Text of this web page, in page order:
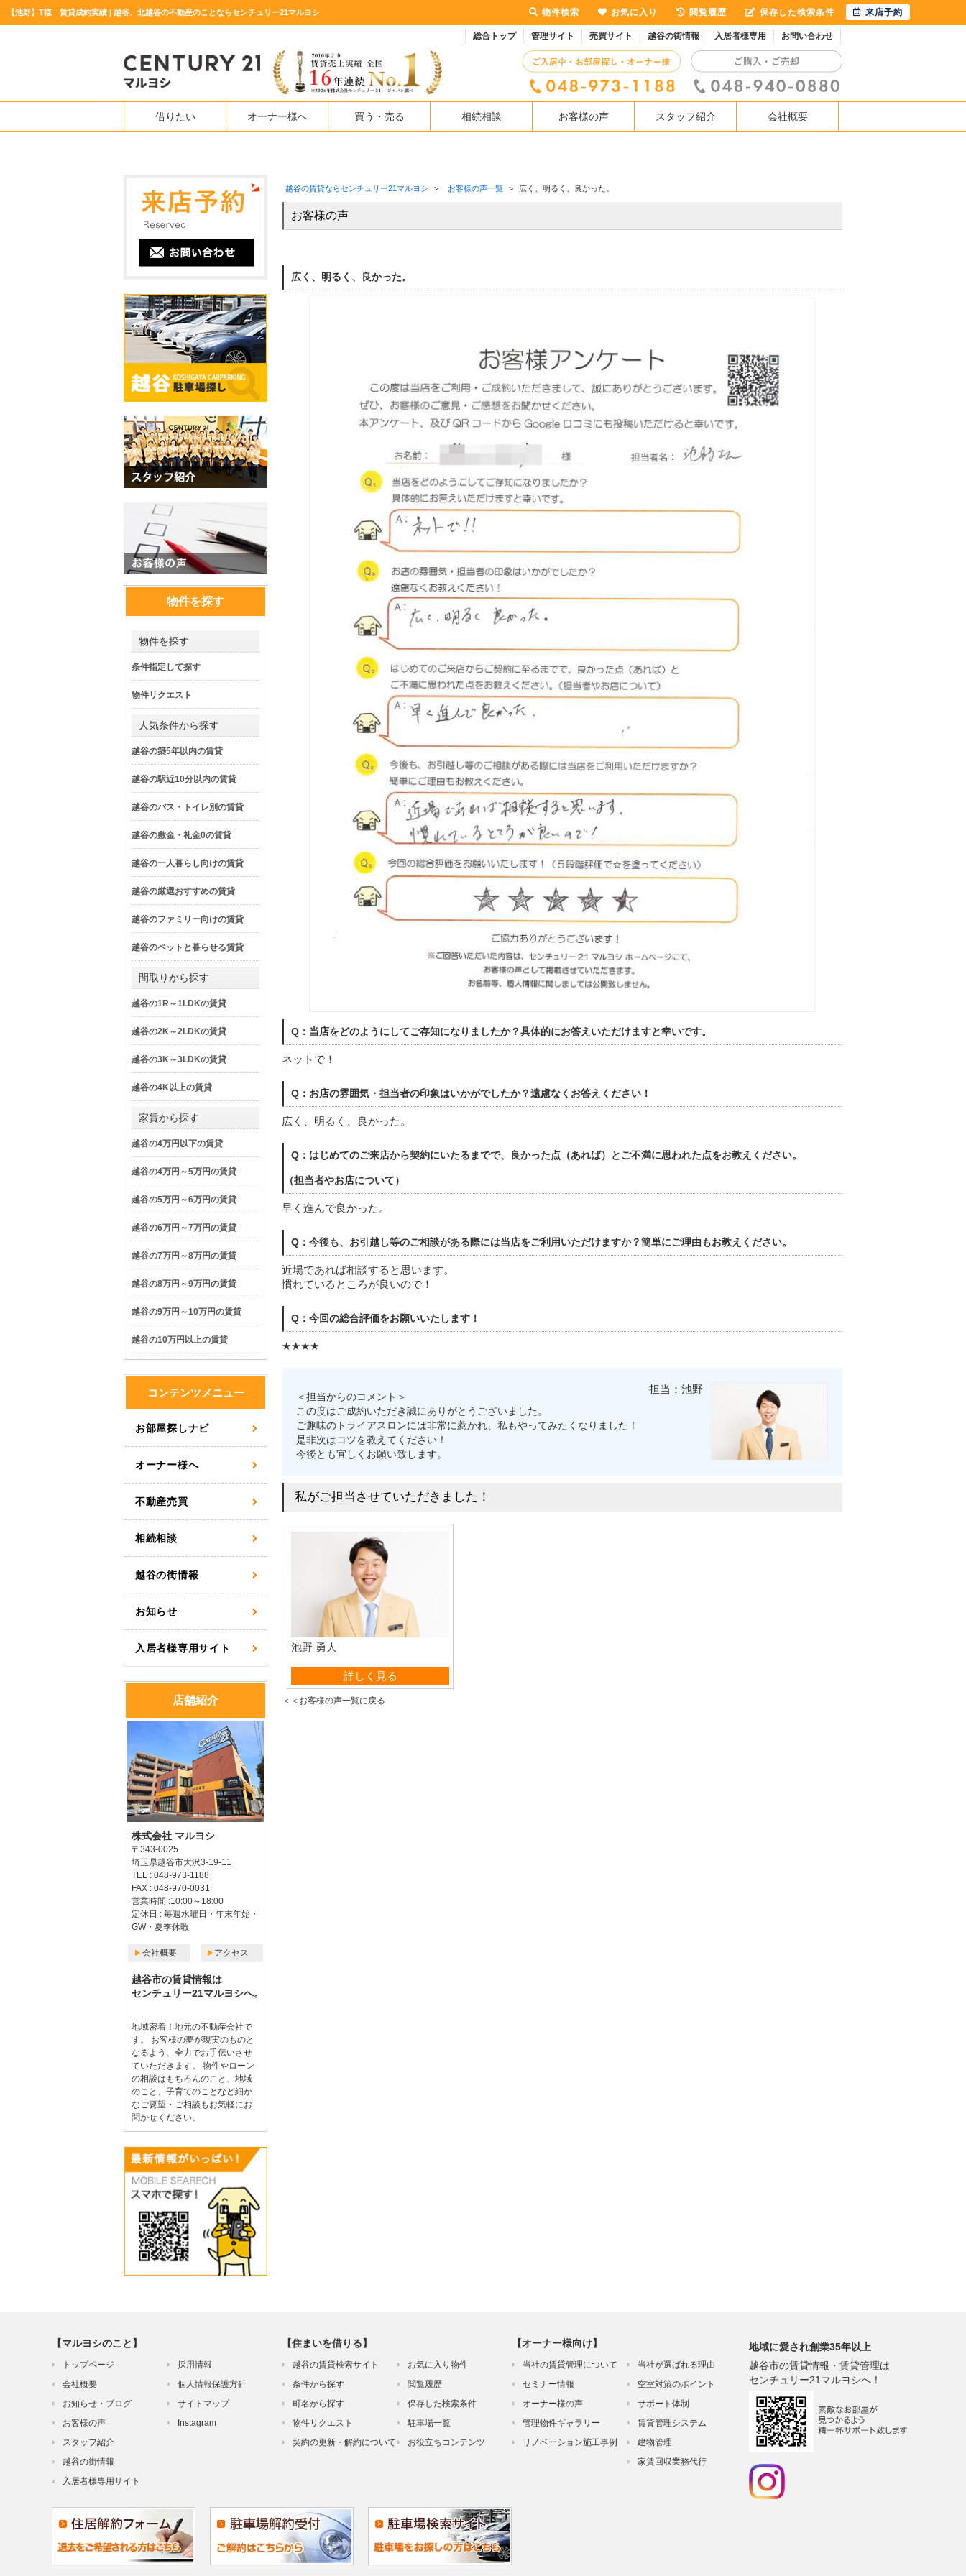
【池野】T様 賃貸成約実績 | 越谷、北越谷の不動産のことならセンチュリー21マルヨシ
総合トップ 管理サイト 売買サイト 越谷の街情報 入居者様専用 お問い合わせ
借りたい オーナー様へ 買う・売る 相続相談 お客様の声 スタッフ紹介 会社概要
越谷の賃貸ならセンチュリー21マルヨシ > お客様の声一覧 > 広く、明るく、良かった。
お客様の声
広く、明るく、良かった。
Q：当店をどのようにしてご存知になりましたか？具体的にお答えいただけますと幸いです。
ネットで！
Q：お店の雰囲気・担当者の印象はいかがでしたか？遠慮なくお答えください！
広く、明るく、良かった。
Q：はじめてのご来店から契約にいたるまでで、良かった点（あれば）とご不満に思われた点をお教えください。
（担当者やお店について）
早く進んで良かった。
Q：今後も、お引越し等のご相談がある際には当店をご利用いただけますか？簡単にご理由もお教えください。
近場であれば相談すると思います。
慣れているところが良いので！
Q：今回の総合評価をお願いいたします！
★★★★
＜担当からのコメント＞
この度はご成約いただき誠にありがとうございました。
ご趣味のトライアスロンには非常に惹かれ、私もやってみたくなりました！
是非次はコツを教えてください！
今後とも宜しくお願い致します。
担当：池野
私がご担当させていただきました！
池野 勇人
資産管理部詳しく見る
＜＜お客様の声一覧に戻る
物件を探す
物件を探す
条件指定して探す
物件リクエスト
人気条件から探す
越谷の築5年以内の賃貸
越谷の駅近10分以内の賃貸
越谷のバス・トイレ別の賃貸
越谷の敷金・礼金0の賃貸
越谷の一人暮らし向けの賃貸
越谷の厳選おすすめの賃貸
越谷のファミリー向けの賃貸
越谷のペットと暮らせる賃貸
間取りから探す
越谷の1R～1LDKの賃貸
越谷の2K～2LDKの賃貸
越谷の3K～3LDKの賃貸
越谷の4K以上の賃貸
家賃から探す
越谷の4万円以下の賃貸
越谷の4万円～5万円の賃貸
越谷の5万円～6万円の賃貸
越谷の6万円～7万円の賃貸
越谷の7万円～8万円の賃貸
越谷の8万円～9万円の賃貸
越谷の9万円～10万円の賃貸
越谷の10万円以上の賃貸
コンテンツメニュー
お部屋探しナビ
オーナー様へ
不動産売買
相続相談
越谷の街情報
お知らせ
入居者様専用サイト
店舗紹介
株式会社 マルヨシ
〒343-0025
埼玉県越谷市大沢3-19-11
TEL : 048-973-1188
FAX : 048-970-0031
営業時間 :10:00～18:00
定休日 : 毎週水曜日・年末年始・
GW・夏季休暇
会社概要 アクセス
越谷市の賃貸情報は
センチュリー21マルヨシへ。
地域密着！地元の不動産会社で
す。 お客様の夢が現実のものと
なるよう、全力でお手伝いさせ
ていただきます。 物件やローン
の相談はもちろんのこと、地域
のこと、子育てのことなど細か
なご要望・ご相談もお気軽にお
聞かせください。
【マルヨシのこと】
トップページ
会社概要
お知らせ・ブログ
お客様の声
スタッフ紹介
越谷の街情報
入居者様専用サイト
採用情報
個人情報保護方針
サイトマップ
Instagram
【住まいを借りる】
越谷の賃貸検索サイト
条件から探す
町名から探す
物件リクエスト
契約の更新・解約について
お気に入り物件
閲覧履歴
保存した検索条件
駐車場一覧
お役立ちコンテンツ
【オーナー様向け】
当社の賃貸管理について
セミナー情報
オーナー様の声
管理物件ギャラリー
リノベーション施工事例
当社が選ばれる理由
空室対策のポイント
サポート体制
賃貸管理システム
建物管理
家賃回収業務代行
地域に愛され創業35年以上
越谷市の賃貸情報・賃貸管理は
センチュリー21マルヨシへ！
物件検索 お気に入り 閲覧履歴 保存した検索条件 来店予約